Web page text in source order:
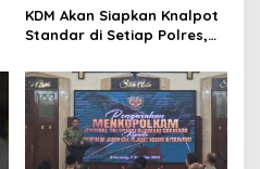
KDM Akan Siapkan Knalpot
Standar di Setiap Polres,
Tertangkap Langsung Ganti